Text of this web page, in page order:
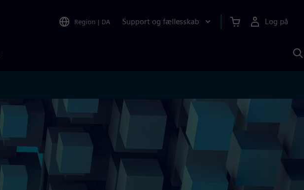
Region | DA Support og fællesskab Log på